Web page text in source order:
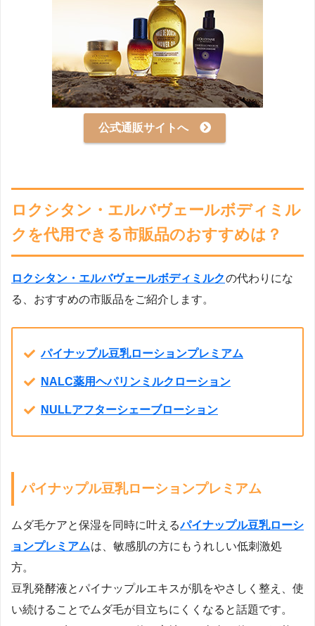
公式通販サイトへ
ロクシタン・エルバヴェールボディミル
クを代用できる市販品のおすすめは？
ロクシタン・エルバヴェールボディミルクの代わりにな
る、おすすめの市販品をご紹介します。
パイナップル豆乳ローションプレミアム
NALC薬用ヘパリンミルクローション
NULLアフターシェーブローション
パイナップル豆乳ローションプレミアム
ムダ毛ケアと保湿を同時に叶えるパイナップル豆乳ローシ
ョンプレミアムは、敏感肌の方にもうれしい低刺激処
方。
豆乳発酵液とパイナップルエキスが肌をやさしく整え、使
い続けることでムダ毛が目立ちにくくなると話題です。